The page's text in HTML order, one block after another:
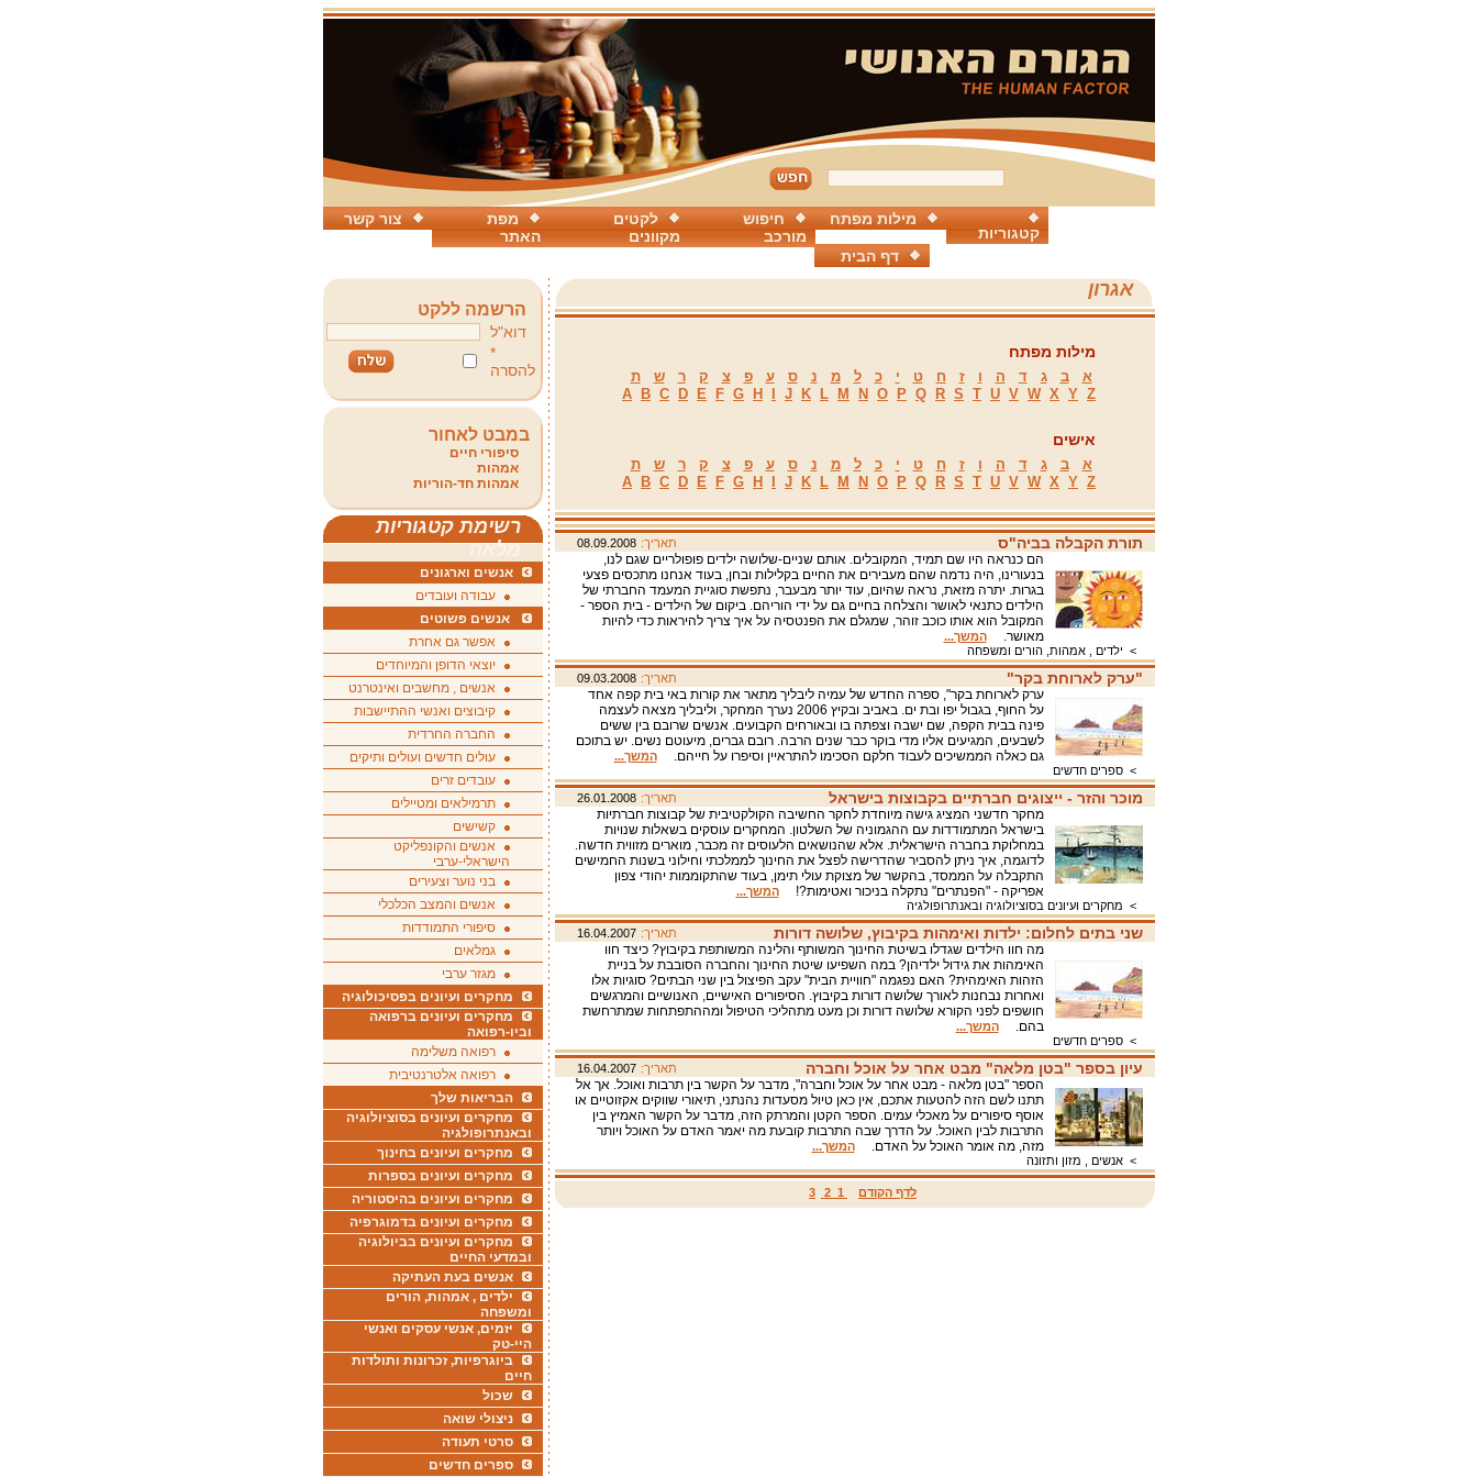
צור קשר
מפת
האתר
לקטים
מקוונים
חיפוש
מורכב
מילות מפתח
קטגוריות
דף הבית
אגרון
מילות מפתח
א ב ג ד ה ו ז ח ט י כ ל מ נ ס ע פ צ ק ר ש
ת
A
B C D E F G H J K L M N O P Q R S T U V W X Y Z
אישים
א ב ג ד ה ו ז ח ט י כ ל מ נ ס ע פ צ ק ר ש
ת
A
B C D E F G H J K L M N O P Q R S T U V W X Y Z
תורת הקבלה בביה"ס תאריך: 08.09.2008
הם כנראה היו שם תמיד, המקובלים. אותם שניים-שלושה ילדים פופולריים שגם לנו,
בנעורינו, היה נדמה שהם מעבירים את החיים בקלילות ובחן, בעוד אנחנו מתכסים פצעי
בגרות. יתרה מזאת, נראה שהיום, עוד יותר מבעבר, נתפשת סוגיית המעמד החברתי של
הילדים כתנאי לאושר והצלחה בחיים גם על ידי הוריהם. ביקום של הילדים - בית הספר -
המקובל הוא אותו כוכב זוהר, שמגלם את הפנטסיה על איך צריך להיראות כדי להיות
מאושר.המשך...
> ילדים , אמהות, הורים ומשפחה
"ערק לארוחת בקר" תאריך: 09.03.2008
ערק לארוחת בקר", ספרה החדש של עמיה ליבליך מתאר את קורות באי בית קפה אחד
על החוף, בגבול יפו ובת ים. באביב ובקיץ 2006 נערך המחקר, וליבליך מצאה לעצמה
פינה בבית הקפה, שם ישבה וצפתה בו ובאורחים הקבועים. אנשים שרובם בין ששים
לשבעים, המגיעים אליו מדי בוקר כבר שנים הרבה. רובם גברים, מיעוטם נשים. יש בתוכם
גם כאלה הממשיכים לעבוד חלקם הסכימו להתראיין וסיפרו על חייהם.המשך...
>ספרים חדשים
מוכר והזר - ייצוגים חברתיים בקבוצות בישראל תאריך: 26.01.2008
מחקר חדשני המציג גישה מיוחדת לחקר החשיבה הקולקטיבית של קבוצות חברתיות
בישראל המתמודדות עם ההגמוניה של השלטון. המחקרים עוסקים בשאלות שנויות
במחלוקת בחברה הישראלית. אלא שהנושאים הלעוסים זה מכבר, מוארים מזווית חדשה.
לדוגמה, איך ניתן להסביר שהדרישה לפצל את החינוך לממלכתי וחילוני בשנות החמישים
התקבלה על הממסד, בהקשר של מצוקת עולי תימן, בעוד שהתקוממות יהודי צפון
אפריקה - "הפנתרים" נתקלה בניכור ואטימות?!המשך...
> מחקרים ועיונים בסוציולוגיה ובאנתרופולגיה
שני בתים לחלום: ילדות ואימהות בקיבוץ, שלושה דורות תאריך: 16.04.2007
מה חוו הילדים שגדלו בשיטת החינוך המשותף והלינה המשותפת בקיבוץ? כיצד חוו
האימהות את גידול ילדיהן? במה השפיעו שיטת החינוך והחברה הסובבת על בניית
הזהות האימהית? האם נפגמה "חוויית הבית" עקב הפיצול בין שני הבתים? סוגיות אלו
ואחרות נבחנות לאורך שלושה דורות בקיבוץ. הסיפורים האישיים, האנושיים והמרגשים
חושפים לפני הקורא שלושה דורות וכן מעט מתהליכי הטיפול ומההתפתחות שמתרחשת
בהם.המשך...
>ספרים חדשים
עיון בספר "בטן מלאה" מבט אחר על אוכל וחברה תאריך: 16.04.2007
הספר "בטן מלאה - מבט אחר על אוכל וחברה", מדבר על הקשר בין תרבות ואוכל. אך אל
תתנו לשם הזה להטעות אתכם, אין כאן טיול מסעדות נהנתני, תיאורי שווקים אקזוטיים או
אוסף סיפורים על מאכלי עמים. הספר הקטן והמרתק הזה, מדבר על הקשר האמיץ בין
התרבות לבין האוכל. על הדרך שבה התרבות קובעת מה יאמר האדם על האוכל ויותר
מזה, מה אומר האוכל על האדם.המשך...
>אנשים , מזון ותזונה
לדף הקודם 1
2
3
הרשמה ללקט
דוא"ל
*
להסרה
במבט לאחור
סיפורי חיים
אמהות
אמהות חד-הוריות
רשימת קטגוריות
מלאה
אנשים וארגונים
עבודה ועובדים
אנשים פשוטים
אפשר גם אחרת
יוצאי הדופן והמיוחדים
אנשים , מחשבים ואינטרנט
קיבוצים ואנשי ההתיישבות
החברה החרדית
עולים חדשים ועולים ותיקים
עובדים זרים
תרמילאים ומטיילים
קשישים
אנשים והקונפליקט
הישראלי-ערבי
בני נוער וצעירים
אנשים והמצב הכלכלי
סיפורי התמודדות
גמלאים
מגזר ערבי
מחקרים ועיונים בפסיכולוגיה
מחקרים ועיונים ברפואה
וביו-רפואה
רפואה משלימה
רפואה אלטרנטיבית
הבריאות שלך
מחקרים ועיונים בסוציולוגיה
ובאנתרופולגיה
מחקרים ועיונים בחינוך
מחקרים ועיונים בספרות
מחקרים ועיונים בהיסטוריה
מחקרים ועיונים בדמוגרפיה
מחקרים ועיונים בביולוגיה
ובמדעי החיים
אנשים בעת העתיקה
ילדים , אמהות, הורים
ומשפחה
יזמים, אנשי עסקים ואנשי
היי-טק
ביוגרפיות, זכרונות ותולדות
חיים
שכול
ניצולי שואה
סרטי תעודה
ספרים חדשים